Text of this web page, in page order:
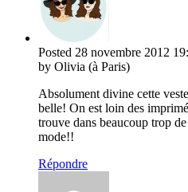
Posted 28 novembre 2012
by Olivia (à Paris)
Absolument divine cette
belle! On est loin des
trouve dans beaucoup trop
mode!!
Répondre